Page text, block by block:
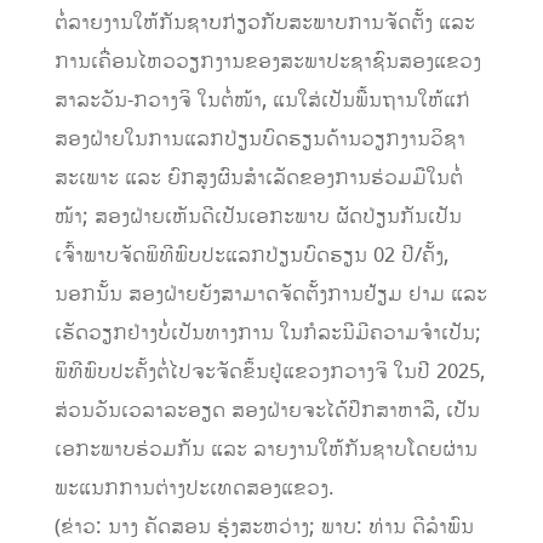
ຕໍ່ລາຍງານໃຫ້ກັນຊາບກ່ຽວກັບສະພາບການຈັດຕັ້ງ ແລະ
ການເຄື່ອນໄຫວວຽກງານຂອງສະພາປະຊາຊົນສອງແຂວງ
ສາລະວັນ-ກວາງຈິ ໃນຕໍ່ໜ້າ, ແນໃສ່ເປັນພື້ນຖານໃຫ້ແກ່
ສອງຝ່າຍໃນການແລກປ່ຽນບົດຮຽນດ້ານວຽກງານວິຊາ
ສະເພາະ ແລະ ຍົກສູງຜົນສໍາເລັດຂອງການຮ່ວມມືໃນຕໍ່
ໜ້າ; ສອງຝ່າຍເຫັນດີເປັນເອກະພາບ ຜັດປ່ຽນກັນເປັນ
ເຈົ້າພາບຈັດພິທີພົບປະແລກປ່ຽນບົດຮຽນ 02 ປີ/ຄັ້ງ,
ນອກນັ້ນ ສອງຝ່າຍຍັງສາມາດຈັດຕັ້ງການຢ້ຽມ ຢາມ ແລະ
ເຮັດວຽກຢ່າງບໍ່ເປັນທາງການ ໃນກໍລະນີມີຄວາມຈໍາເປັນ;
ພິທີພົບປະຄັ້ງຕໍ່ໄປຈະຈັດຂຶ້ນຢູ່ແຂວງກວາງຈິ ໃນປີ 2025,
ສ່ວນວັນເວລາລະອຽດ ສອງຝ່າຍຈະໄດ້ປຶກສາຫາລື, ເປັນ
ເອກະພາບຮ່ວມກັນ ແລະ ລາຍງານໃຫ້ກັນຊາບໂດຍຜ່ານ
ພະແນກການຕ່າງປະເທດສອງແຂວງ.
(ຂ່າວ: ນາງ ຄັດສອນ ຮຸ່ງສະຫວ່າງ; ພາບ: ທ່ານ ດີລຳພົນ